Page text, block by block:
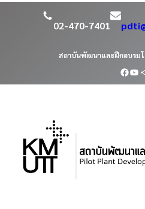
02-470-7401
สถาบันพัฒนาและฝึกอบรม